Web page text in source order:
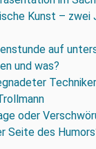
Kunst – zwei
auf
und was?
oder
Seite des